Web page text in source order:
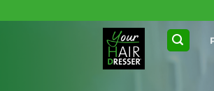
Inhalt